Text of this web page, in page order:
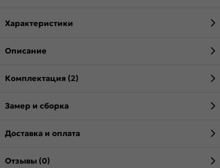
Характеристики
Описание
Комплектация (2)
Замер и сборка
Доставка и оплата
Отзывы (0)